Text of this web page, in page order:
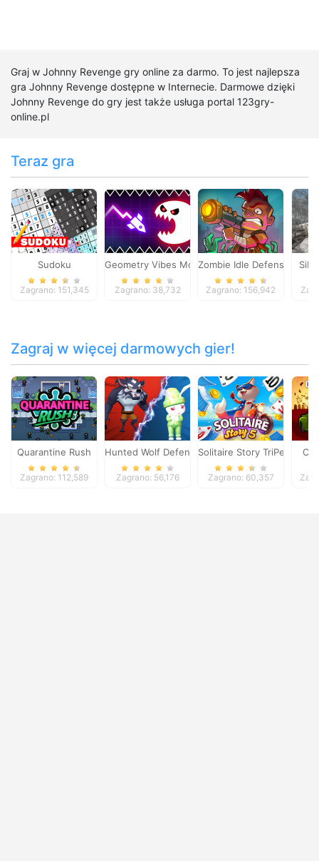
Graj w Johnny Revenge gry online za darmo. To jest najlepsza
gra Johnny Revenge dostępne w Internecie. Darmowe dzięki
Johnny Revenge do gry jest także usługa portal 123gry-
online.pl
Teraz gra
Sudoku
Zagrano: 151,345
Geometry Vibes Monster
Zagrano: 38,732
Zombie Idle Defense
Zagrano: 156,942
Zagraj w więcej darmowych gier!
Quarantine Rush
Zagrano: 112,589
Hunted Wolf Defense Game
Zagrano: 56,176
Solitaire Story TriPeaks 5
Zagrano: 60,357